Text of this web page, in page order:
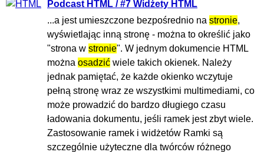
Podcast HTML / #7 Widżety HTML
...a jest umieszczone bezpośrednio na stronie,
wyświetlając inną stronę - można to określić jako
"strona w stronie". W jednym dokumencie HTML
można osadzić wiele takich okienek. Należy
jednak pamiętać, że każde okienko wczytuje
pełną stronę wraz ze wszystkimi multimediami, co
może prowadzić do bardzo długiego czasu
ładowania dokumentu, jeśli ramek jest zbyt wiele.
Zastosowanie ramek i widżetów Ramki są
szczególnie użyteczne dla twórców różnego